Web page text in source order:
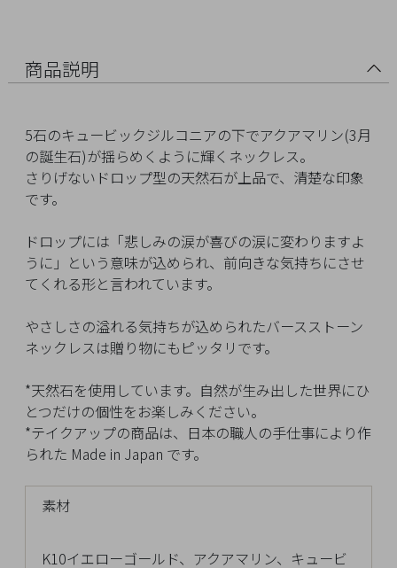
商品説明
5石のキュービックジルコニアの下でアクアマリン(3月
の誕生石)が揺らめくように輝くネックレス。
さりげないドロップ型の天然石が上品で、清楚な印象
です。
ドロップには「悲しみの涙が喜びの涙に変わりますよ
うに」という意味が込められ、前向きな気持ちにさせ
てくれる形と言われています。
やさしさの溢れる気持ちが込められたバースストーン
ネックレスは贈り物にもピッタリです。
*天然石を使用しています。自然が生み出した世界にひ
とつだけの個性をお楽しみください。
*テイクアップの商品は、日本の職人の手仕事により作
られた Made in Japan です。
素材
K10イエローゴールド、アクアマリン、キュービ
up
マ
ペ
ー
ジ
お
に
入
り
ア
ム